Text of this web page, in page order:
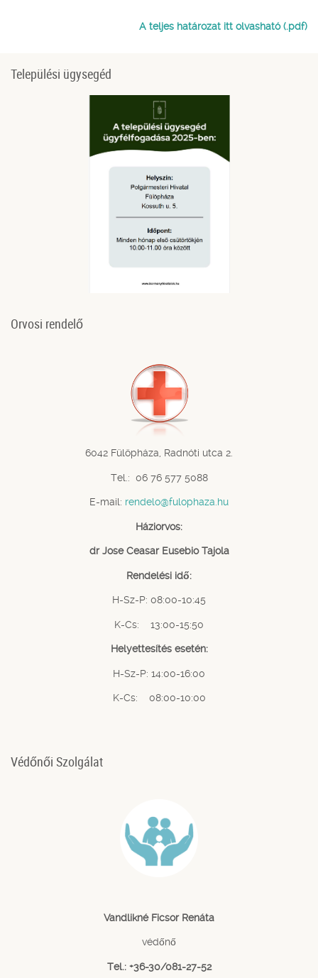
A teljes határozat itt olvasható (.pdf)
Települési ügysegéd
Orvosi rendelő
6042 Fülöpháza, Radnóti utca 2.
Tel.: 06 76 577 5088
E-mail: rendelo@fulophaza.hu
Háziorvos:
dr Jose Ceasar Eusebio Tajola
Rendelési idő:
H-Sz-P: 08:00-10:45
K-Cs: 13:00-15:50
Helyettesítés esetén:
H-Sz-P: 14:00-16:00
K-Cs: 08:00-10:00
Védőnői Szolgálat
Vandlikné Ficsor Renáta
védőnő
Tel.: +36-30/081-27-52